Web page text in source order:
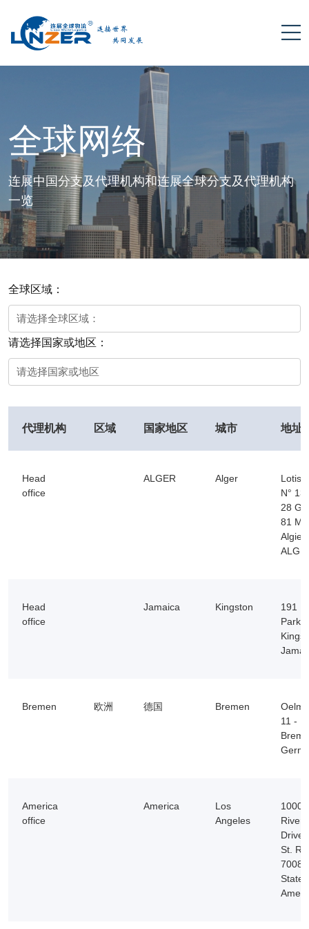
全球网络
连展中国分支及代理机构和连展全球分支及代理机构
一览
全球区域：
请选择国家或地区：
代理机构 区域 国家地区 城市 地址
Head
office
ALGER Alger
N° 13
28
81
Head
office
Jamaica Kingston
191
Park
Bremen 欧洲 德国 Bremen
11 -
America
office
America
Los
Angeles
1000
Drive,
St.